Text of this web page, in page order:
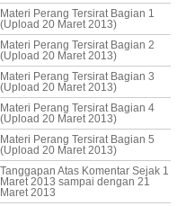
Materi Perang Tersirat Bagian 1
(Upload 20 Maret 2013)
Materi Perang Tersirat Bagian 2
(Upload 20 Maret 2013)
Materi Perang Tersirat Bagian 3
(Upload 20 Maret 2013)
Materi Perang Tersirat Bagian 4
(Upload 20 Maret 2013)
Materi Perang Tersirat Bagian 5
(Upload 20 Maret 2013)
Tanggapan Atas Komentar Sejak 1
Maret 2013 sampai dengan 21
Maret 2013